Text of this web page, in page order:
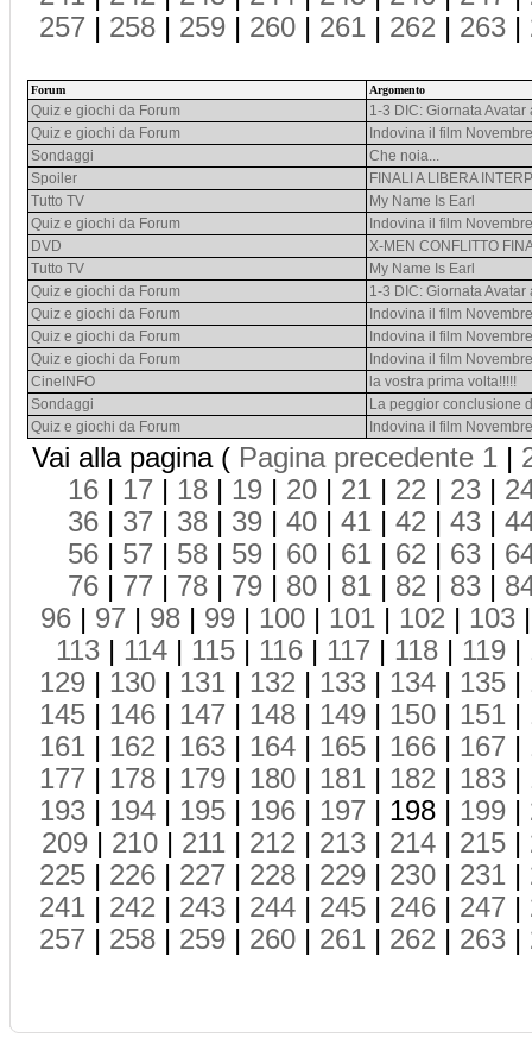
257 | 258 | 259 | 260 | 261 | 262 | 263 |
Forum Argomento
Quiz e giochi da Forum
1-3 DIC: Giornata Avatar
Quiz e giochi da Forum
Indovina il film
Sondaggi
Che noia...
Spoiler
FINALI A LIBERA
Tutto TV
My Name Is Earl
Quiz e giochi da Forum
Indovina il film
DVD
X-MEN CONFLITTO
Tutto TV
My Name Is Earl
Quiz e giochi da Forum
1-3 DIC: Giornata Avatar
Quiz e giochi da Forum
Indovina il film
Quiz e giochi da Forum
Indovina il film
Quiz e giochi da Forum
Indovina il film
CineINFO
la vostra prima volta!!!!!
Sondaggi
La peggior conclusione
Quiz e giochi da Forum
Indovina il film
Vai alla pagina ( Pagina precedente 1 |
16 | 17 | 18 | 19 | 20 | 21 | 22 | 23 |
36 | 37 | 38 | 39 | 40 | 41 | 42 | 43 |
56 | 57 | 58 | 59 | 60 | 61 | 62 | 63 |
76 | 77 | 78 | 79 | 80 | 81 | 82 | 83 |
96 | 97 | 98 | 99 | 100 | 101 | 102 | 103
113 | 114 | 115 | 116 | 117 | 118 | 119 |
129 | 130 | 131 | 132 | 133 | 134 | 135 |
145 | 146 | 147 | 148 | 149 | 150 | 151 |
161 | 162 | 163 | 164 | 165 | 166 | 167 |
177 | 178 | 179 | 180 | 181 | 182 | 183 |
193 | 194 | 195 | 196 | 197 | 198 | 199 |
209 | 210 | 211 | 212 | 213 | 214 | 215 |
225 | 226 | 227 | 228 | 229 | 230 | 231 |
241 | 242 | 243 | 244 | 245 | 246 | 247 |
257 | 258 | 259 | 260 | 261 | 262 | 263 |